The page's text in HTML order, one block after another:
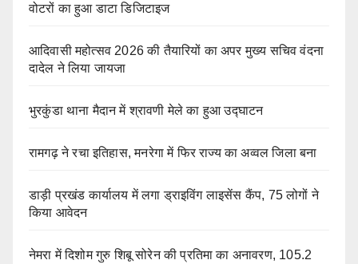
वोटरों का हुआ डाटा डिजिटाइज
आदिवासी महोत्सव 2026 की तैयारियों का अपर मुख्य सचिव वंदना
दादेल ने लिया जायजा
भुरकुंडा थाना मैदान में श्रावणी मेले का हुआ उद्घाटन
रामगढ़ ने रचा इतिहास, मनरेगा में फिर राज्य का अव्वल जिला बना
डाड़ी प्रखंड कार्यालय में लगा ड्राइविंग लाइसेंस कैंप, 75 लोगों ने
किया आवेदन
नेमरा में दिशोम गुरु शिबू सोरेन की प्रतिमा का अनावरण, 105.2